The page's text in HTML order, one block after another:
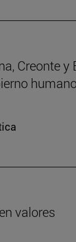
Creonte
valores